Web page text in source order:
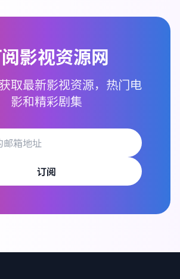
影视资源网
取最新影视资源，热门电
影和精彩剧集
订阅